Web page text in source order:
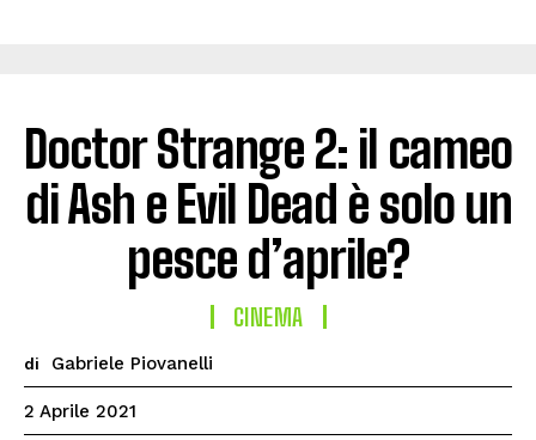
Doctor Strange 2: il cameo
di Ash e Evil Dead è solo un
pesce d’aprile?
CINEMA
di Gabriele Piovanelli
2 Aprile 2021